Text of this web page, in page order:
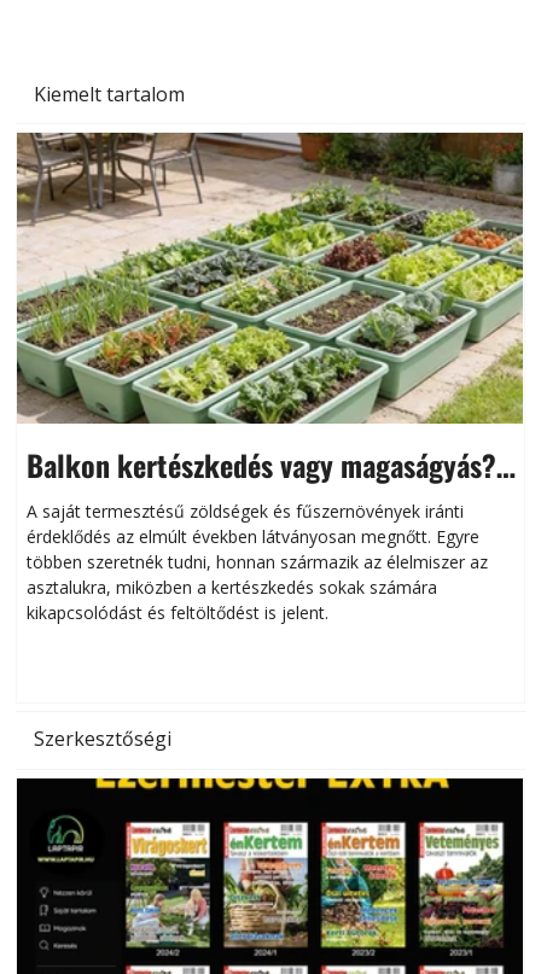
Kiemelt tartalom
Balkon kertészkedés vagy magaságyás?
Helytakarékos kertészkedés
A saját termesztésű zöldségek és fűszernövények iránti
érdeklődés az elmúlt években látványosan megnőtt. Egyre
többen szeretnék tudni, honnan származik az élelmiszer az
asztalukra, miközben a kertészkedés sokak számára
kikapcsolódást és feltöltődést is jelent.
Szerkesztőségi